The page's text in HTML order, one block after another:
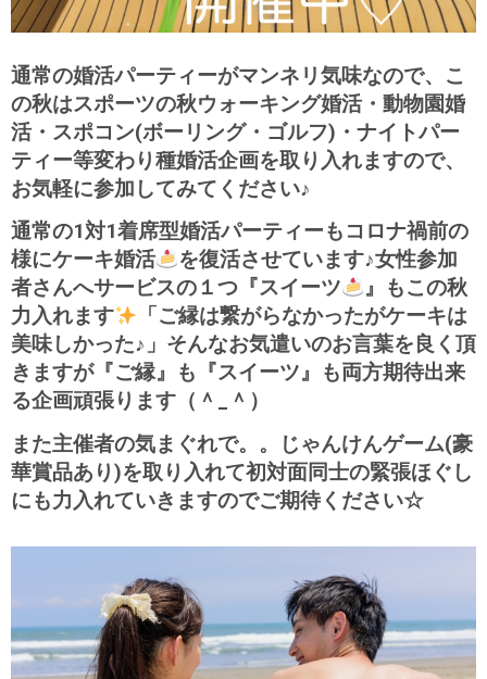
通常の婚活パーティーがマンネリ気味なので、こ
の秋はスポーツの秋ウォーキング婚活・動物園婚
活・スポコン(ボーリング・ゴルフ)・ナイトパー
ティー等変わり種婚活企画を取り入れますので、
お気軽に参加してみてください♪
通常の1対1着席型婚活パーティーもコロナ禍前の
様にケーキ婚活
を復活させています♪女性参加
者さんへサービスの１つ『スイーツ
』もこの秋
力入れます
「ご縁は繋がらなかったがケーキは
美味しかった♪」そんなお気遣いのお言葉を良く頂
きますが『ご縁』も『スイーツ』も両方期待出来
る企画頑張ります（＾_＾）
また主催者の気まぐれで。。じゃんけんゲーム(豪
華賞品あり)を取り入れて初対面同士の緊張ほぐし
にも力入れていきますのでご期待ください☆